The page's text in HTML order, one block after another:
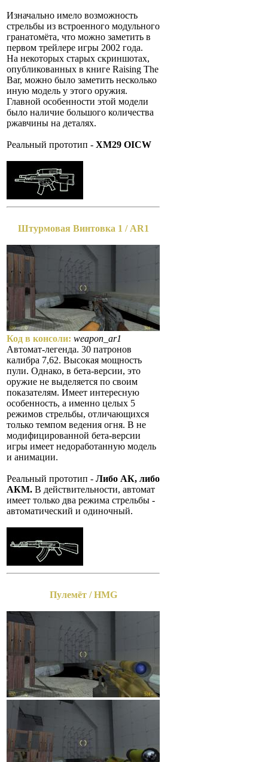
Изначально имело возможность
стрельбы из встроенного модульного
гранатомёта, что можно заметить в
первом трейлере игры 2002 года.
На некоторых старых скриншотах,
опубликованных в книге Raising The
Bar, можно было заметить несколько
иную модель у этого оружия.
Главной особенности этой модели
было наличие большого количества
ржавчины на деталях.
Реальный прототип - XM29 OICW
Штурмовая Винтовка 1 / AR1
Код в консоли: weapon_ar1
Автомат-легенда. 30 патронов
калибра 7,62. Высокая мощность
пули. Однако, в бета-версии, это
оружие не выделяется по своим
показателям. Имеет интересную
особенность, а именно целых 5
режимов стрельбы, отличающихся
только темпом ведения огня. В не
модифицированной бета-версии
игры имеет недоработанную модель
и анимации.
Реальный прототип - Либо АК, либо
АКМ. В действительности, автомат
имеет только два режима стрельбы -
автоматический и одиночный.
Пулемёт / HMG